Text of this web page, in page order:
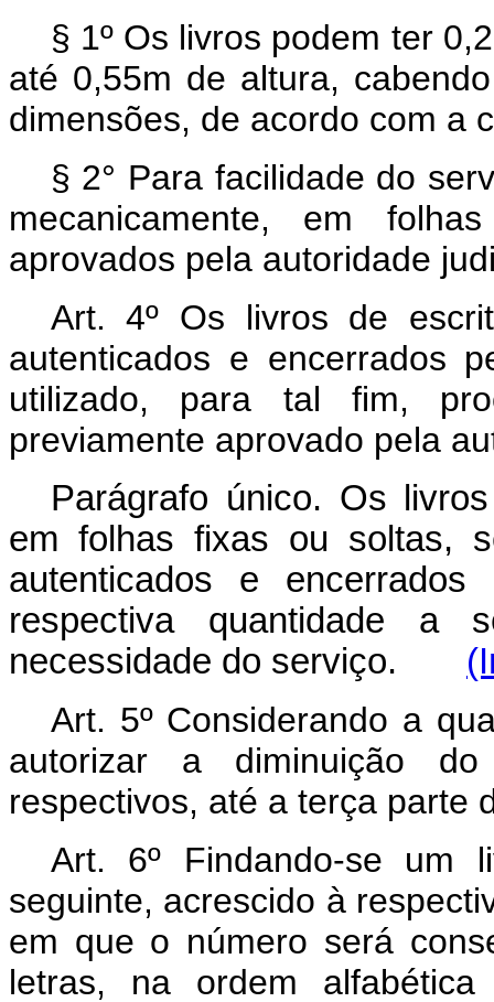
§ 1º Os livros podem ter
até 0,55m de altura,
dimensões, de acordo com a
§ 2° Para facilidade do
mecanicamente, em
aprovados pela autoridade
Art. 4º Os livros de
autenticados e encerrados
utilizado, para tal fim,
previamente aprovado pela
Parágrafo único. Os
em folhas fixas ou soltas,
autenticados e
respectiva quantidade
necessidade do serviço.
Art. 5º Considerando a
autorizar a diminuição
respectivos, até a terça parte
Art. 6º Findando-se um
seguinte, acrescido à
em que o número será
letras, na ordem